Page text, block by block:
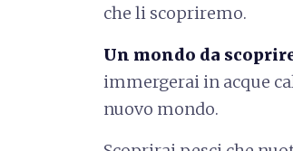
che li scopriremo.
Un mondo da
immergerai in acque
nuovo mondo.